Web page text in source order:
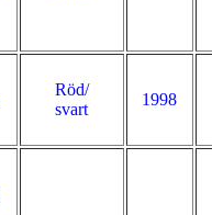
Röd/
svart
1998